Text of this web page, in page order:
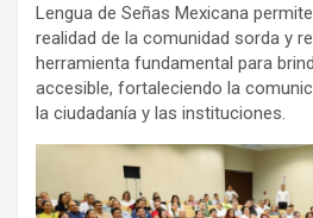
Lengua de Señas Mexicana
realidad de la comunidad sorda y
herramienta fundamental para
accesible, fortaleciendo la
la ciudadanía y las instituciones.